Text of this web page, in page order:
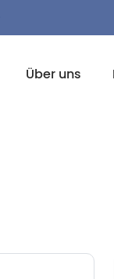
Über uns